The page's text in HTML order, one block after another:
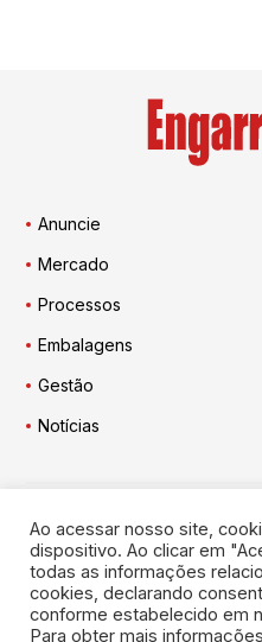
Anuncie
Mercado
Processos
Embalagens
Gestão
Notícias
Engarrafador
Ao acessar nosso site,
dispositivo. Ao clicar em
todas as informações
cookies, declarando
conforme estabelecido em
Para obter mais